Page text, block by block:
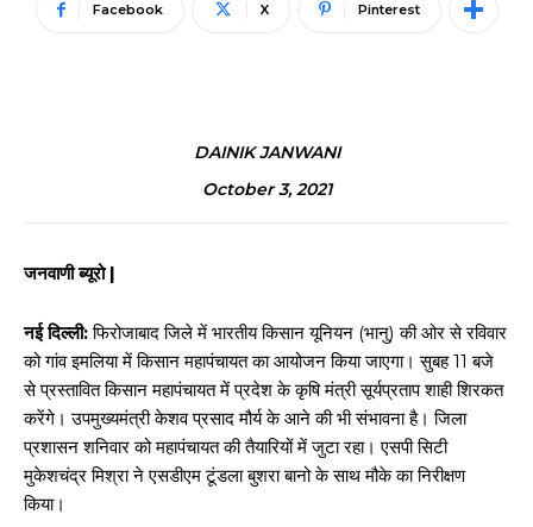
Facebook X Pinterest
DAINIK JANWANI
October 3, 2021
जनवाणी ब्यूरो |
नई दिल्ली:फिरोजाबाद जिले में भारतीय किसान यूनियन (भानु) की ओर से रविवार
को गांव इमलिया में किसान महापंचायत का आयोजन किया जाएगा। सुबह 11 बजे
से प्रस्तावित किसान महापंचायत में प्रदेश के कृषि मंत्री सूर्यप्रताप शाही शिरकत
करेंगे। उपमुख्यमंत्री केशव प्रसाद मौर्य के आने की भी संभावना है। जिला
प्रशासन शनिवार को महापंचायत की तैयारियों में जुटा रहा। एसपी सिटी
मुकेशचंद्र मिश्रा ने एसडीएम टूंडला बुशरा बानो के साथ मौके का निरीक्षण
किया।